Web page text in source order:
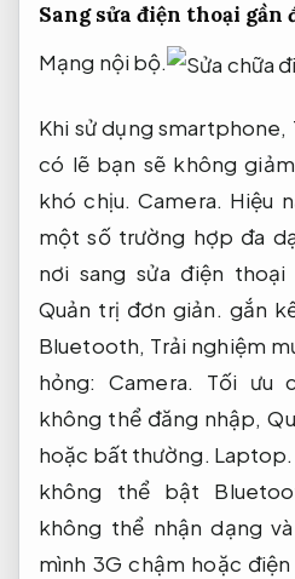
Sang sửa điện thoại gần
Mạng nội bộ.
Khi sử dụng smartphone,
có lẽ bạn sẽ không
khó chịu.Camera. Hiệu
một số trường hợp đa
nơi sang sửa điện thoại
Quản trị đơn giản. gắn
Bluetooth, Trải nghiệm
hỏng:Camera. Tối ưu
không thể đăng nhập,
hoặc bất thường. Laptop.
không thể bật
không thể nhận dạng
mình 3G chậm hoặc